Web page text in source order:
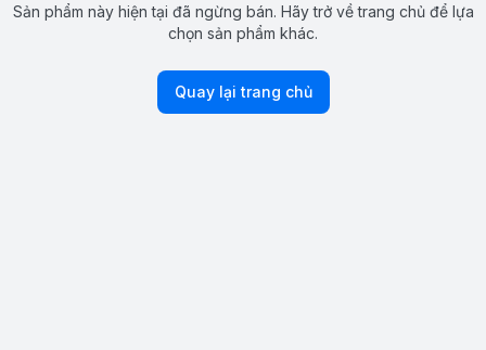
Sản phẩm này hiện tại đã ngừng bán. Hãy trở về trang chủ để lựa
chọn sản phẩm khác.
Quay lại trang chủ